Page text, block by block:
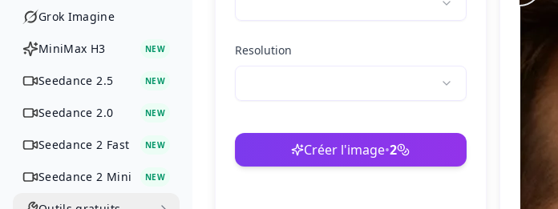
Grok Imagine
MiniMax H3 NEW
Seedance 2.5 NEW
Seedance 2.0 NEW
Seedance 2 Fast NEW
Seedance 2 Mini NEW
Resolution
Créer l'image•2